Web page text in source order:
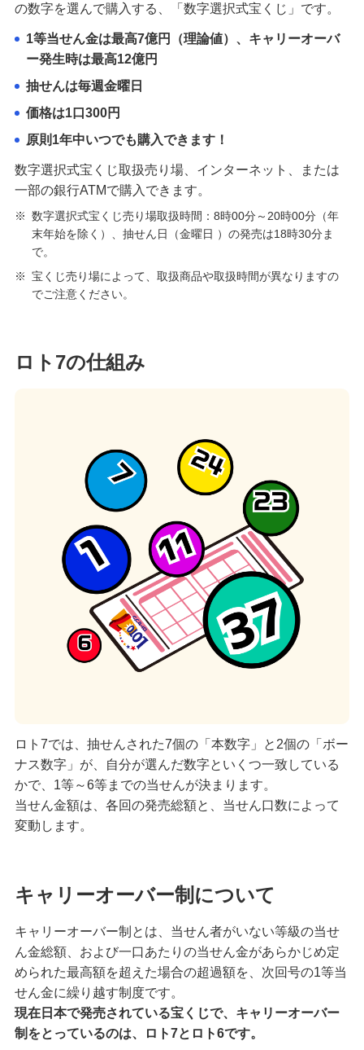
の数字を選んで購入する、「数字選択式宝くじ」です。
1等当せん金は最高7億円（理論値）、キャリーオーバ
ー発生時は最高12億円
抽せんは毎週金曜日
価格は1口300円
原則1年中いつでも購入できます！
数字選択式宝くじ取扱売り場、インターネット、または
一部の銀行ATMで購入できます。
※ 数字選択式宝くじ売り場取扱時間：8時00分～20時00分（年
末年始を除く）、抽せん日（金曜日 ）の発売は18時30分ま
で。
※ 宝くじ売り場によって、取扱商品や取扱時間が異なりますの
でご注意ください。
ロト7の仕組み
ロト7では、抽せんされた7個の「本数字」と2個の「ボー
ナス数字」が、自分が選んだ数字といくつ一致している
かで、1等～6等までの当せんが決まります。
当せん金額は、各回の発売総額と、当せん口数によって
変動します。
キャリーオーバー制について
キャリーオーバー制とは、当せん者がいない等級の当せ
ん金総額、および一口あたりの当せん金があらかじめ定
められた最高額を超えた場合の超過額を、次回号の1等当
せん金に繰り越す制度です。
現在日本で発売されている宝くじで、キャリーオーバー
制をとっているのは、ロト7とロト6です。